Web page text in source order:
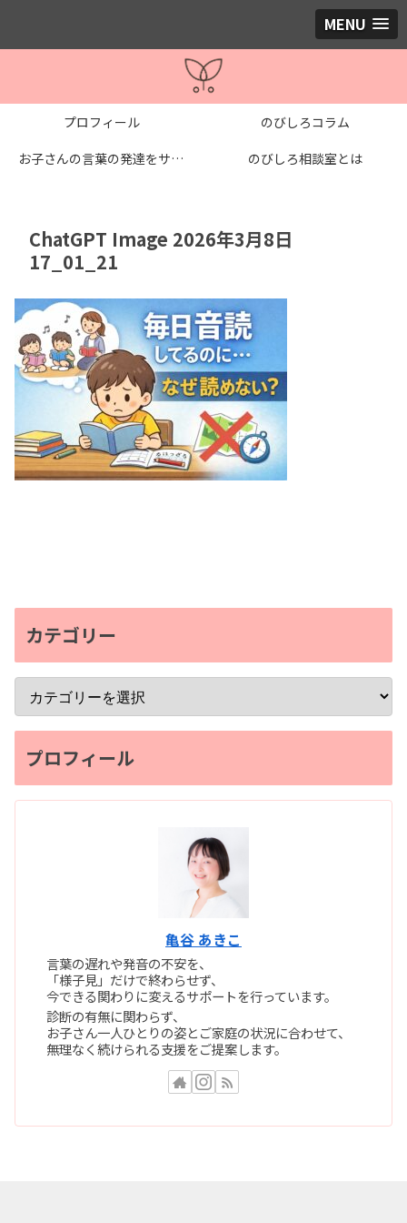
MENU
プロフィール
のびしろコラム
お子さんの言葉の発達をサポートする個別レッスン
のびしろ相談室とは
ChatGPT Image 2026年3月8日
17_01_21
カテゴリー
プロフィール
亀谷 あきこ
言葉の遅れや発音の不安を、
「様子見」だけで終わらせず、
今できる関わりに変えるサポートを行っています。
診断の有無に関わらず、
お子さん一人ひとりの姿とご家庭の状況に合わせて、
無理なく続けられる支援をご提案します。